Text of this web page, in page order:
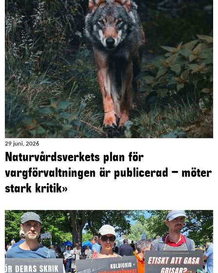
29 juni, 2026
Naturvårdsverkets plan för
vargförvaltningen är publicerad – möter
stark kritik»